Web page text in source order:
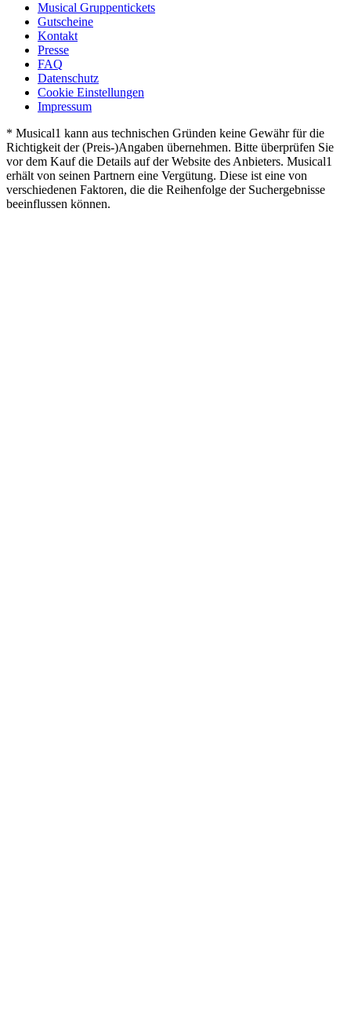
Musical Gruppentickets
Gutscheine
Kontakt
Presse
FAQ
Datenschutz
Cookie Einstellungen
Impressum
* Musical1 kann aus technischen Gründen keine Gewähr für die
Richtigkeit der (Preis-)Angaben übernehmen. Bitte überprüfen Sie
vor dem Kauf die Details auf der Website des Anbieters. Musical1
erhält von seinen Partnern eine Vergütung. Diese ist eine von
verschiedenen Faktoren, die die Reihenfolge der Suchergebnisse
beeinflussen können.